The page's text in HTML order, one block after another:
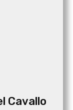
Cavallo